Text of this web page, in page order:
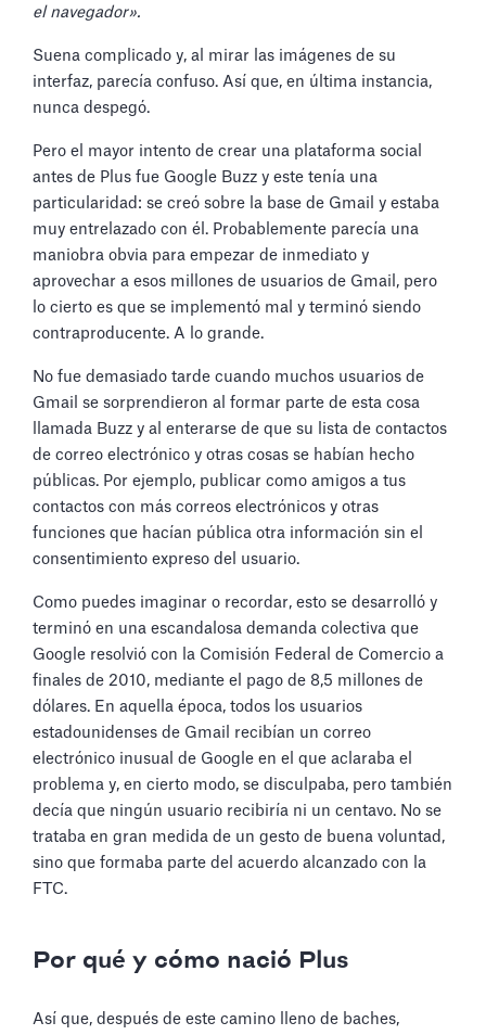
el navegador».
Suena complicado y, al mirar las imágenes de su
interfaz, parecía confuso. Así que, en última instancia,
nunca despegó.
Pero el mayor intento de crear una plataforma social
antes de Plus fue Google Buzz y este tenía una
particularidad: se creó sobre la base de Gmail y estaba
muy entrelazado con él. Probablemente parecía una
maniobra obvia para empezar de inmediato y
aprovechar a esos millones de usuarios de Gmail, pero
lo cierto es que se implementó mal y terminó siendo
contraproducente. A lo grande.
No fue demasiado tarde cuando muchos usuarios de
Gmail se sorprendieron al formar parte de esta cosa
llamada Buzz y al enterarse de que su lista de contactos
de correo electrónico y otras cosas se habían hecho
públicas. Por ejemplo, publicar como amigos a tus
contactos con más correos electrónicos y otras
funciones que hacían pública otra información sin el
consentimiento expreso del usuario.
Como puedes imaginar o recordar, esto se desarrolló y
terminó en una escandalosa demanda colectiva que
Google resolvió con la Comisión Federal de Comercio a
finales de 2010, mediante el pago de 8,5 millones de
dólares. En aquella época, todos los usuarios
estadounidenses de Gmail recibían un correo
electrónico inusual de Google en el que aclaraba el
problema y, en cierto modo, se disculpaba, pero también
decía que ningún usuario recibiría ni un centavo. No se
trataba en gran medida de un gesto de buena voluntad,
sino que formaba parte del acuerdo alcanzado con la
FTC.
Por qué y cómo nació Plus
Así que, después de este camino lleno de baches,